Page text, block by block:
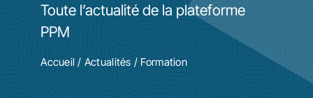
R&DToute l’actualité de la plateforme
PPM
Accueil / Actualités / Formation